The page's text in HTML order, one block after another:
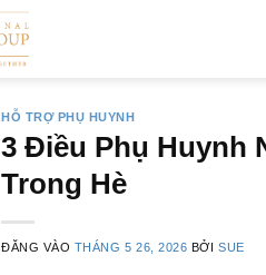
HỖ TRỢ PHỤ HUYNH
3 Điều Phụ Huynh
Trong Hè
ĐĂNG VÀO THÁNG 5 26, 2026 BỞI SUE